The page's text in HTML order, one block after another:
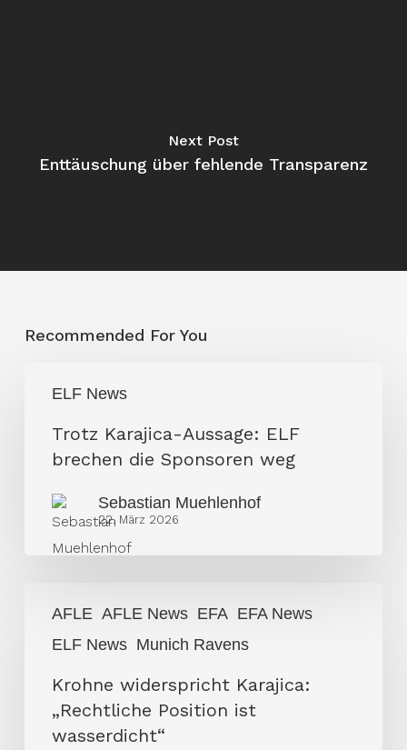
Next Post
Enttäuschung über fehlende Transparenz
Recommended For You
ELF News
Karajica-
Aussage:
Trotz Karajica-Aussage: ELF
brechen die Sponsoren weg
Sebastian Muehlenhof
22. März 2026
AFLE AFLE News EFA EFA News
ELF News Munich Ravens
widerspricht
Karajica:
„Rechtliche
Position
Krohne widerspricht Karajica:
„Rechtliche Position ist
wasserdicht“